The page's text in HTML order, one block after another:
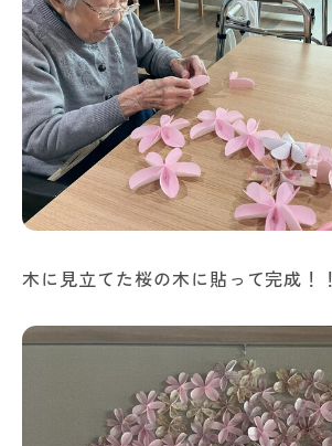
木に見立てた桜の木に貼って完成！！